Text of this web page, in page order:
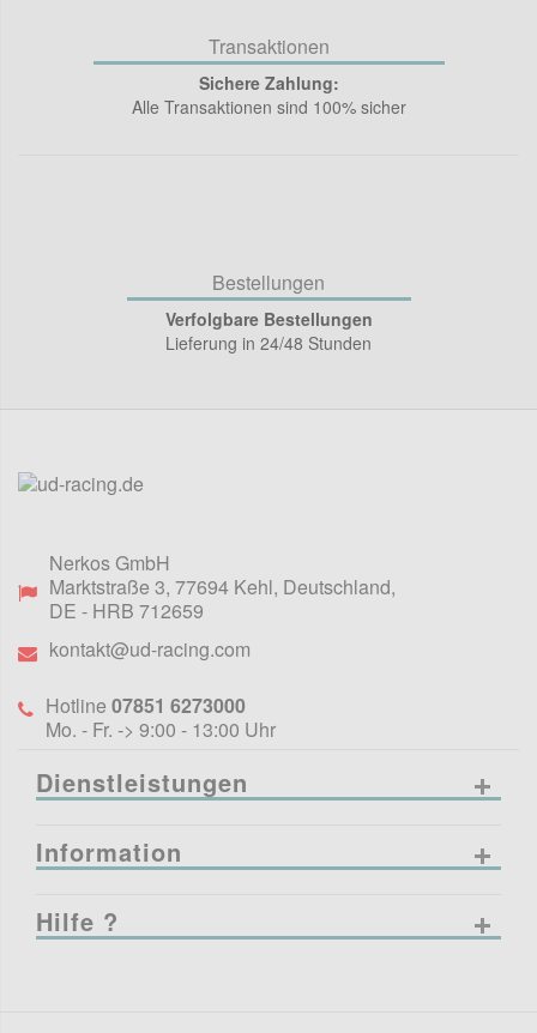
Transaktionen
Sichere Zahlung:
Alle Transaktionen sind 100% sicher
Bestellungen
Verfolgbare Bestellungen
Lieferung in 24/48 Stunden
Nerkos GmbH
Marktstraße 3, 77694 Kehl, Deutschland,
DE - HRB 712659
kontakt@ud-racing.com
Hotline 07851 6273000
Mo. - Fr. -> 9:00 - 13:00 Uhr
Dienstleistungen
Information
Hilfe ?